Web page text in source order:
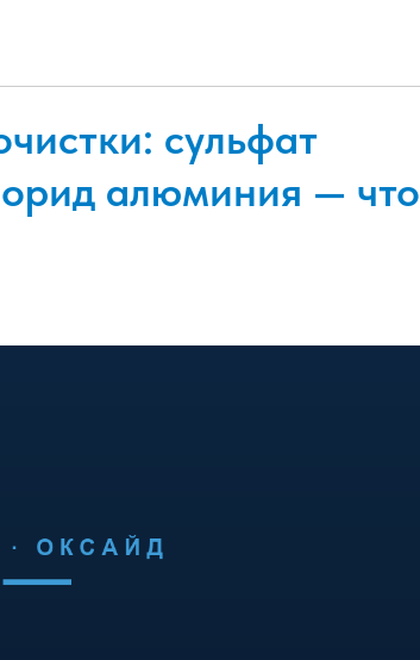
сульфат
алюминия — что